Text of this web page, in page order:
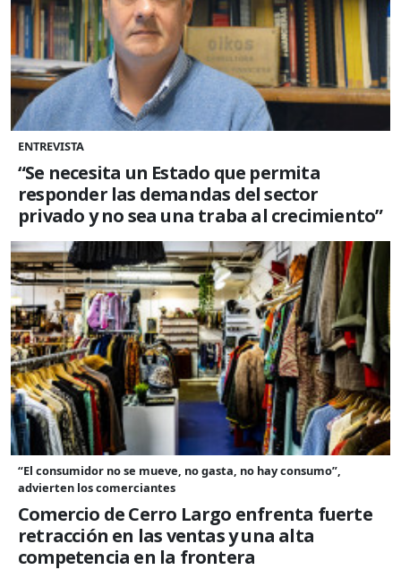
ENTREVISTA
“Se necesita un Estado que permita
responder las demandas del sector
privado y no sea una traba al crecimiento”
“El consumidor no se mueve, no gasta, no hay consumo”,
advierten los comerciantes
Comercio de Cerro Largo enfrenta fuerte
retracción en las ventas y una alta
competencia en la frontera